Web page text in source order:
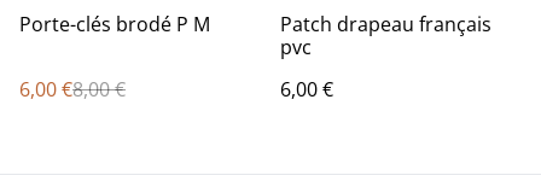
%
Porte-clés brodé P M
6,00 €8,00 €
Patch drapeau français
pvc
6,00 €